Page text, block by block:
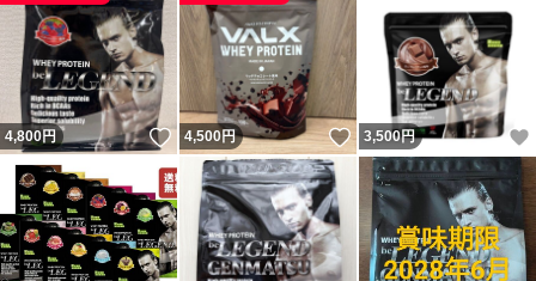
4,800円 いいね！
4,500円 いいね！
3,500円